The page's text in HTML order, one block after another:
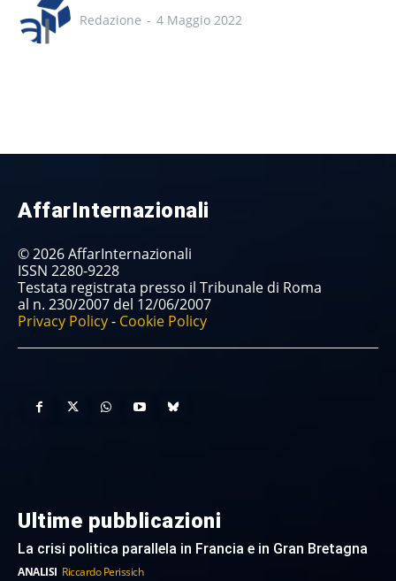
Redazione - 4 Maggio 2022
AffarInternazionali
© 2026 AffarInternazionali
ISSN 2280-9228
Testata registrata presso il Tribunale di Roma
al n. 230/2007 del 12/06/2007
Privacy Policy- Cookie Policy
Ultime pubblicazioni
La crisi politica parallela in Francia e in Gran Bretagna
ANALISI Riccardo Perissich